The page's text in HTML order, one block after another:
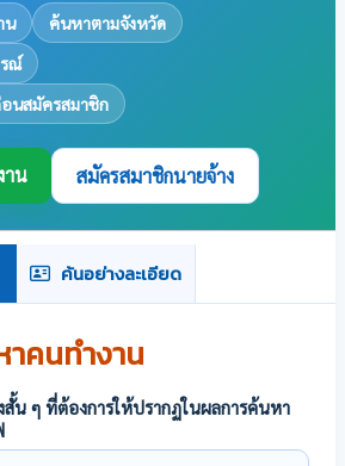
น
ค้นหาตามจังหวัด
ณ์
อนสมัครสมาชิก
าน สมัครสมาชิกนายจ้าง
ค้นอย่างละเอียด
คนทำงาน
น ๆ ที่ต้องการให้ปรากฏในผลการค้นหา